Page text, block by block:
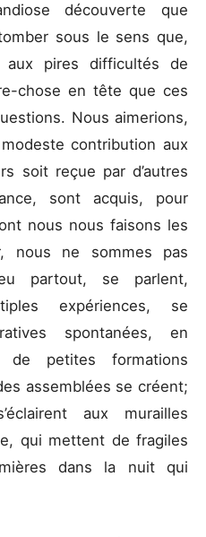
découverte que
sous le sens que,
aux pires difficultés de
chose en tête que ces
Nous aimerions,
contribution aux
soit reçue par d’autres
sont acquis, pour
nous nous faisons les
nous ne sommes pas
partout, se parlent,
expériences, se
spontanées, en
de petites formations
assemblées se créent;
aux murailles
qui mettent de fragiles
dans la nuit qui